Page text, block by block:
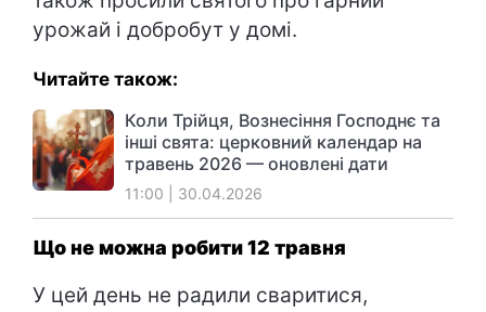
урожай і добробут у домі.
Читайте також:
Коли Трійця, Вознесіння Господнє та
інші свята: церковний календар на
травень 2026 — оновлені дати
11:00 | 30.04.2026
Що не можна робити 12 травня
У цей день не радили сваритися,